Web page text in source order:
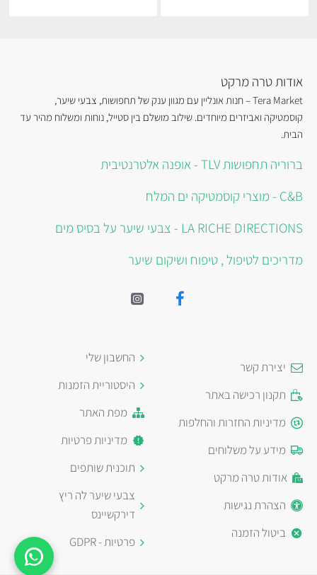
אודות טרה מרקט
Tera Market – חנות אונליין עם מגוון ענק של תחפושות, צבעי שיער,
קוסמטיקה ואביזרים מיוחדים. שילוב מושלם בין סטייל, נוחות ומשלוח מהיר עד
הבית.
ברוריה תחפושות TLV - אופנה אלטרנטיבית
C&B - מוצרי קוסמטיקה ים המלח
LA RICHE DIRECTIONS - צבעי שיער על בסיס מים
מדריכים לטיפול , טיפוח ושיקום שיער
יצירת קשר
תקנון רכישה באתר
מדיניות החזרות והחלפות
מידע על משלוחים
אודות טרה מרקט
הצהרת נגישות
ביטול הזמנה
החשבון שלי
היסטוריית הזמנות
מפת האתר
מדיניות פרטיות
תוכנית שותפים
צבעי שיער לה ריץ
דירקשיינס
פרטיות - GDPR